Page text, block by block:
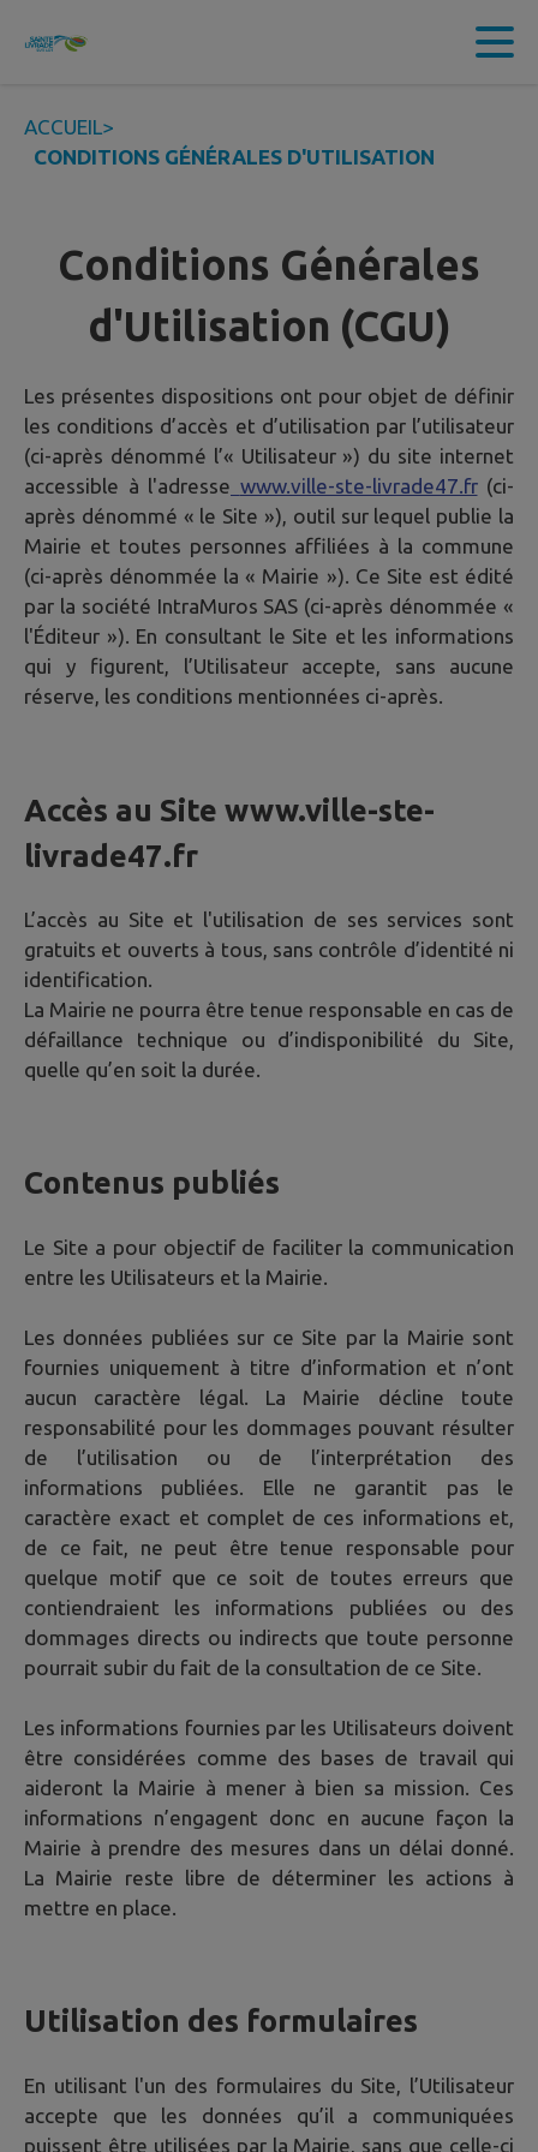
Contenu
ACCUEIL>
CONDITIONS GÉNÉRALES D'UTILISATION
Conditions Générales
d'Utilisation (CGU)
Les présentes dispositions ont pour objet de définir
les conditions d’accès et d’utilisation par l’utilisateur
(ci-après dénommé l’« Utilisateur ») du site internet
accessible à l'adresse www.ville-ste-livrade47.fr (ci-
après dénommé « le Site »), outil sur lequel publie la
Mairie et toutes personnes affiliées à la commune
(ci-après dénommée la « Mairie »). Ce Site est édité
par la société IntraMuros SAS (ci-après dénommée «
l'Éditeur »). En consultant le Site et les informations
qui y figurent, l’Utilisateur accepte, sans aucune
réserve, les conditions mentionnées ci-après.
Accès au Site www.ville-ste-
livrade47.fr
L’accès au Site et l'utilisation de ses services sont
gratuits et ouverts à tous, sans contrôle d’identité ni
identification.
La Mairie ne pourra être tenue responsable en cas de
défaillance technique ou d’indisponibilité du Site,
quelle qu’en soit la durée.
Contenus publiés
Le Site a pour objectif de faciliter la communication
entre les Utilisateurs et la Mairie.
Les données publiées sur ce Site par la Mairie sont
fournies uniquement à titre d’information et n’ont
aucun caractère légal. La Mairie décline toute
responsabilité pour les dommages pouvant résulter
de l’utilisation ou de l’interprétation des
informations publiées. Elle ne garantit pas le
caractère exact et complet de ces informations et,
de ce fait, ne peut être tenue responsable pour
quelque motif que ce soit de toutes erreurs que
contiendraient les informations publiées ou des
dommages directs ou indirects que toute personne
pourrait subir du fait de la consultation de ce Site.
Les informations fournies par les Utilisateurs doivent
être considérées comme des bases de travail qui
aideront la Mairie à mener à bien sa mission. Ces
informations n’engagent donc en aucune façon la
Mairie à prendre des mesures dans un délai donné.
La Mairie reste libre de déterminer les actions à
mettre en place.
Utilisation des formulaires
En utilisant l'un des formulaires du Site, l’Utilisateur
accepte que les données qu’il a communiquées
puissent être utilisées par la Mairie, sans que celle-ci